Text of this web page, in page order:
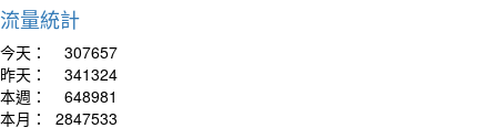
流量統計
今天：
307657
昨天：
341324
本週：
648981
本月：
2847533